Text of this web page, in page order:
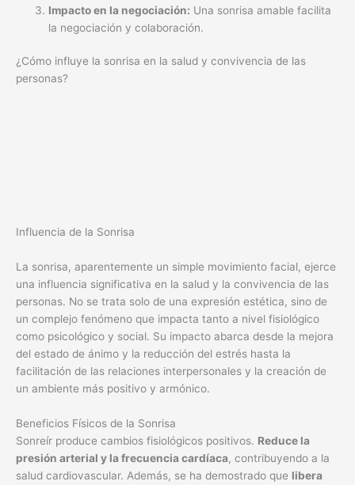
Impacto en la negociación: Una sonrisa amable facilita
la negociación y colaboración.
¿Cómo influye la sonrisa en la salud y convivencia de las
personas?
Influencia de la Sonrisa
La sonrisa, aparentemente un simple movimiento facial, ejerce
una influencia significativa en la salud y la convivencia de las
personas. No se trata solo de una expresión estética, sino de
un complejo fenómeno que impacta tanto a nivel fisiológico
como psicológico y social. Su impacto abarca desde la mejora
del estado de ánimo y la reducción del estrés hasta la
facilitación de las relaciones interpersonales y la creación de
un ambiente más positivo y armónico.
Beneficios Físicos de la Sonrisa
Sonreír produce cambios fisiológicos positivos. Reduce la
presión arterial y la frecuencia cardíaca, contribuyendo a la
salud cardiovascular. Además, se ha demostrado que libera